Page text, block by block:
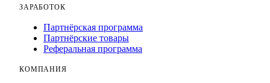
ЗАРАБОТОК
Партнёрская программа
Партнёрские товары
Реферальная программа
КОМПАНИЯ